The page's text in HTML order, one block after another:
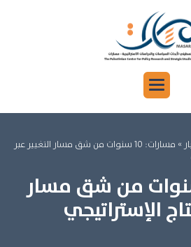
»
مسارات: 10 سنوات من شق مسار التغيير عبر
10 سنوات من شق مسار
الإستراتيجي